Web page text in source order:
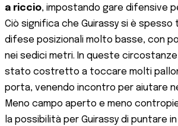
a riccio, impostando gare difensive
Ciò significa che Guirassy si è
difese posizionali molto basse, con
nei sedici metri. In queste
stato costretto a toccare molti
porta, venendo incontro per aiutare
Meno campo aperto e meno
la possibilità per Guirassy di puntare